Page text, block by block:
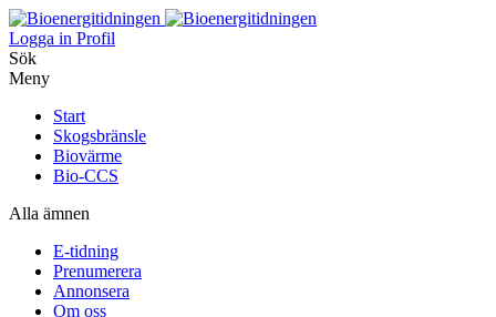
Logga in Profil
Sök
Meny
Start
Skogsbränsle
Biovärme
Bio-CCS
Alla ämnen
E-tidning
Prenumerera
Annonsera
Om oss